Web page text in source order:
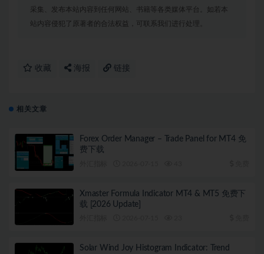
采集、发布本站内容到任何网站、书籍等各类媒体平台。如若本
站内容侵犯了原著者的合法权益，可联系我们进行处理。
收藏 海报 链接
相关文章
Forex Order Manager – Trade Panel for MT4 免
费下载
Xmaster Formula Indicator MT4 & MT5 免费下
载 [2026 Update]
Solar Wind Joy Histogram Indicator: Trend